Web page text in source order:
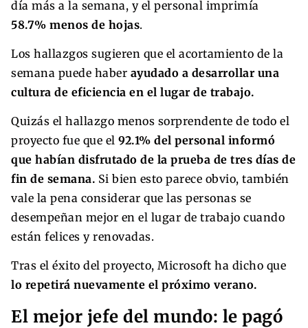
día más a la semana, y el personal imprimía
58.7% menos de hojas.
Los hallazgos sugieren que el acortamiento de la
semana puede haber ayudado a desarrollar una
cultura de eficiencia en el lugar de trabajo.
Quizás el hallazgo menos sorprendente de todo el
proyecto fue que el 92.1% del personal informó
que habían disfrutado de la prueba de tres días de
fin de semana. Si bien esto parece obvio, también
vale la pena considerar que las personas se
desempeñan mejor en el lugar de trabajo cuando
están felices y renovadas.
Tras el éxito del proyecto, Microsoft ha dicho que
lo repetirá nuevamente el próximo verano.
El mejor jefe del mundo: le pagó